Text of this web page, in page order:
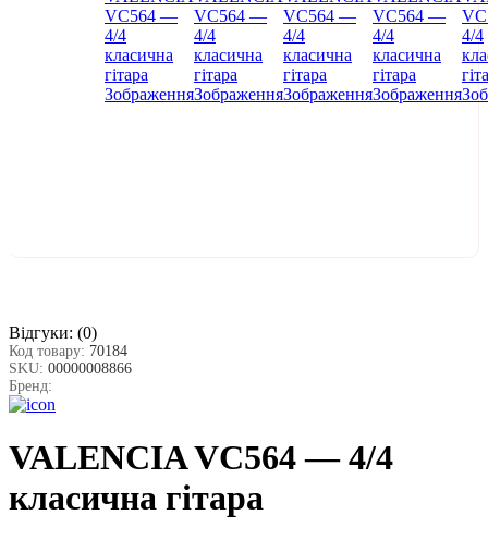
Відгуки: (0)
Код товару: 70184
SKU: 00000008866
Бренд:
VALENCIA VC564 — 4/4
класична гітара